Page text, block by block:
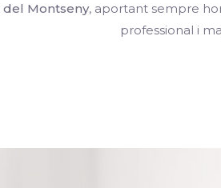
Montseny, aportant sempre
professional i